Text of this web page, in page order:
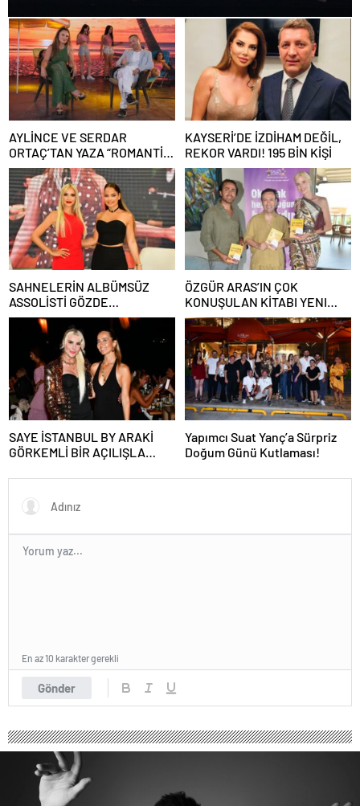
AYLİNCE VE SERDAR
ORTAÇ’TAN YAZA “ROMANTİK
AŞK” BOMBASI!
KAYSERİ’DE İZDİHAM DEĞİL,
REKOR VARDI! 195 BİN KİŞİ
SAHNELERİN ALBÜMSÜZ
ASSOLİSTİ GÖZDE
DEMİRBİLEK, NR1
MAGAZİN’DE: “SON ASSOLİST
OLARAK VAR OLACAĞIM!”
ÖZGÜR ARAS’IN ÇOK
KONUŞULAN KİTABI YENI
BASKISINI TITANIC LUXURY
COLLECTION BODRUM’DA
KUTLADI
SAYE İSTANBUL BY ARAKİ
GÖRKEMLİ BİR AÇILIŞLA
Yapımcı Suat Yanç’a Sürpriz
Doğum Günü Kutlaması!
Gönder
En az 10 karakter gerekli